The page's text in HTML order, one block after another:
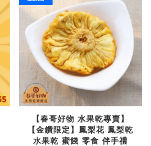
【春哥好物 水果乾專賣】
【金鑽限定】鳳梨花 鳳梨乾
水果乾 蜜餞 零食 伴手禮